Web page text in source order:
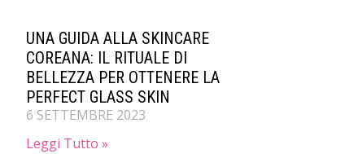
UNA GUIDA ALLA SKINCARE
COREANA: IL RITUALE DI
BELLEZZA PER OTTENERE LA
PERFECT GLASS SKIN
6 SETTEMBRE 2023
Leggi Tutto »